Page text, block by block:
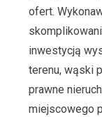
ofert.
inwestycją
terenu, wąski
prawne
miejscowego